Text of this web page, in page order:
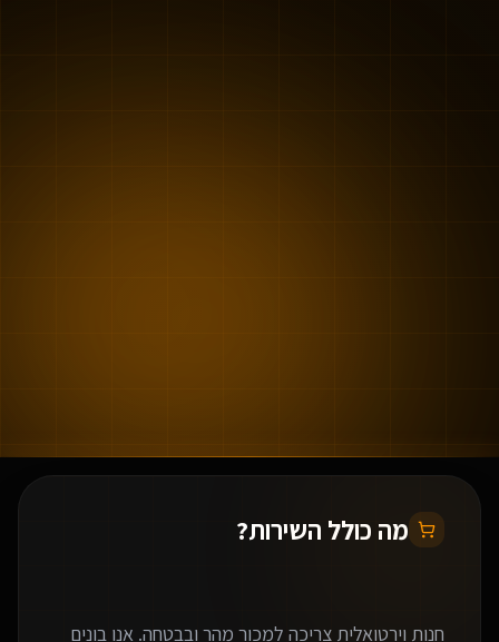
מה כולל השירות?
חנות וירטואלית צריכה למכור מהר ובבטחה. אנו בונים